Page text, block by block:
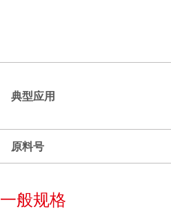
典型应用
原料号
一般规格